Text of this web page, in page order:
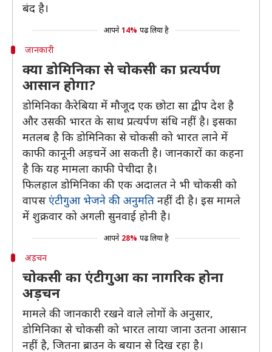
बंद है।
आपने 14% पढ़ लिया है
जानकारी
क्या डोमिनिका से चोकसी का प्रत्यर्पण
आसान होगा?
डोमिनिका कैरेबिया में मौजूद एक छोटा सा द्वीप देश है
और उसकी भारत के साथ प्रत्यर्पण संधि नहीं है। इसका
मतलब है कि डोमिनिका से चोकसी को भारत लाने में
काफी कानूनी अड़चनें आ सकती है। जानकारों का कहना
है कि यह मामला काफी पेचीदा है।
फिलहाल डोमिनिका की एक अदालत ने भी चोकसी को
वापसएंटीगुआ भेजने की अनुमति नहीं दी है। इस मामले
में शुक्रवार को अगली सुनवाई होनी है।
आपने 28% पढ़ लिया है
अड़चन
चोकसी का एंटीगुआ का नागरिक होना
अड़चन
मामले की जानकारी रखने वाले लोगों के अनुसार,
डोमिनिका से चोकसी को भारत लाया जाना उतना आसान
नहीं है, जितना ब्राउन के बयान से दिख रहा है।